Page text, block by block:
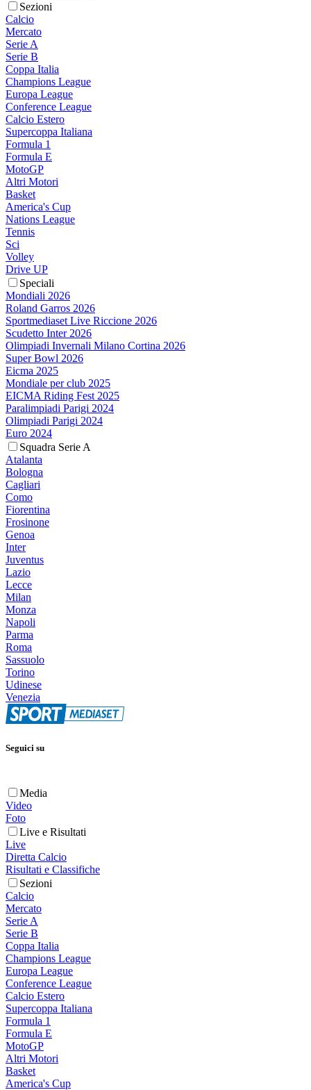
Sezioni
Calcio
Mercato
Serie A
Serie B
Coppa Italia
Champions League
Europa League
Conference League
Calcio Estero
Supercoppa Italiana
Formula 1
Formula E
MotoGP
Altri Motori
Basket
America's Cup
Nations League
Tennis
Sci
Volley
Drive UP
Speciali
Mondiali 2026
Roland Garros 2026
Sportmediaset Live Riccione 2026
Scudetto Inter 2026
Olimpiadi Invernali Milano Cortina 2026
Super Bowl 2026
Eicma 2025
Mondiale per club 2025
EICMA Riding Fest 2025
Paralimpiadi Parigi 2024
Olimpiadi Parigi 2024
Euro 2024
Squadra Serie A
Atalanta
Bologna
Cagliari
Como
Fiorentina
Frosinone
Genoa
Inter
Juventus
Lazio
Lecce
Milan
Monza
Napoli
Parma
Roma
Sassuolo
Torino
Udinese
Venezia
Seguici su
Media
Video
Foto
Live e Risultati
Live
Diretta Calcio
Risultati e Classifiche
Sezioni
Calcio
Mercato
Serie A
Serie B
Coppa Italia
Champions League
Europa League
Conference League
Calcio Estero
Supercoppa Italiana
Formula 1
Formula E
MotoGP
Altri Motori
Basket
America's Cup